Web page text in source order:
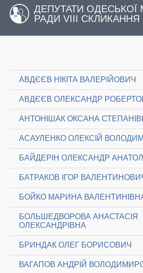
ДЕПУТАТИ ОДЕСЬКОЇ
РАДИ VIII СКЛИКАННЯ
АВДЄЄВ НІКІТА ВАЛЕРІЙОВИЧ
АВДЄЄВ ОЛЕКСАНДР
АНТОНІШАК ОКСАНА
АСАУЛЕНКО ОЛЕКСІЙ
БАЙДЕРІН ОЛЕКСАНДР
БАТРАКОВ ІГОР
БОЙКО МАРИНА
БОЛЬШЕДВОРОВА АНАСТАСІЯ
ОЛЕКСАНДРІВНА
БРИНДАК ОЛЕГ БОРИСОВИЧ
ВАГАПОВ АНДРІЙ